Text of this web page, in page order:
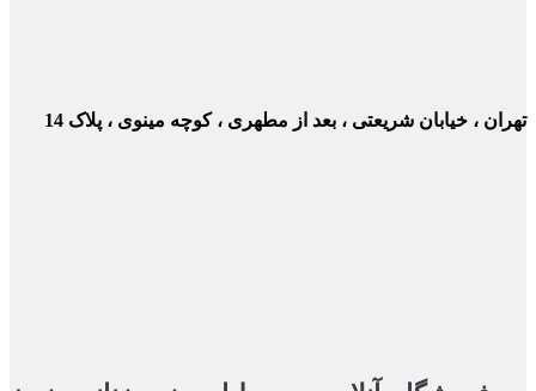
، خیابان شریعتی ، بعد از مطهری ، کوچه مینوی ، پلاک 14